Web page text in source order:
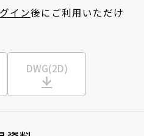
イン後にご利用いただけ
DWG(2D)